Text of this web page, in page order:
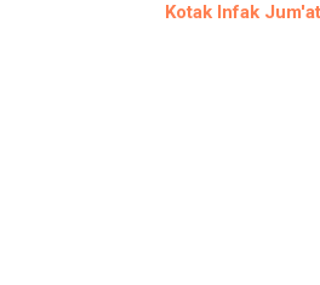
Kotak Infak